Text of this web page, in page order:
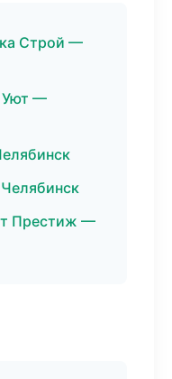
Строй —
Уют —
Престиж —